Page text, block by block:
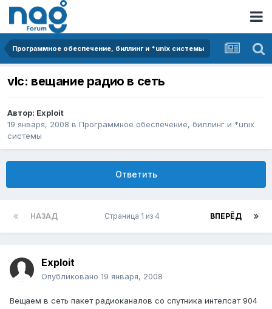
Программное обеспечение, биллинг и *unix системы
vlc: вещание радио в сеть
Автор: Exploit
19 января, 2008 в Программное обеспечение, биллинг и *unix
системы
Ответить
НАЗАД ВПЕРЁД
Страница 1 из 4
Exploit
Опубликовано 19 января, 2008
Вещаем в сеть пакет радиоканалов со спутника интелсат 904